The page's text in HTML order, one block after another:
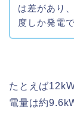
は差があり
度しか発電
たとえば
電量は約